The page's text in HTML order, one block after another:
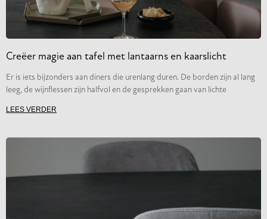
Creëer magie aan tafel met lantaarns en kaarslicht
Er is iets bijzonders aan diners die urenlang duren. De borden zijn al lang
leeg, de wijnflessen zijn halfvol en de gesprekken gaan van lichte
LEES VERDER